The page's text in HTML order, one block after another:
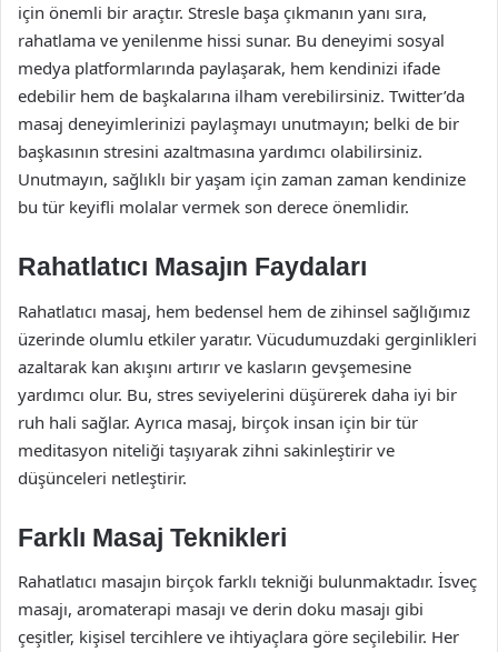
için önemli bir araçtır. Stresle başa çıkmanın yanı sıra,
rahatlama ve yenilenme hissi sunar. Bu deneyimi sosyal
medya platformlarında paylaşarak, hem kendinizi ifade
edebilir hem de başkalarına ilham verebilirsiniz. Twitter’da
masaj deneyimlerinizi paylaşmayı unutmayın; belki de bir
başkasının stresini azaltmasına yardımcı olabilirsiniz.
Unutmayın, sağlıklı bir yaşam için zaman zaman kendinize
bu tür keyifli molalar vermek son derece önemlidir.
Rahatlatıcı Masajın Faydaları
Rahatlatıcı masaj, hem bedensel hem de zihinsel sağlığımız
üzerinde olumlu etkiler yaratır. Vücudumuzdaki gerginlikleri
azaltarak kan akışını artırır ve kasların gevşemesine
yardımcı olur. Bu, stres seviyelerini düşürerek daha iyi bir
ruh hali sağlar. Ayrıca masaj, birçok insan için bir tür
meditasyon niteliği taşıyarak zihni sakinleştirir ve
düşünceleri netleştirir.
Farklı Masaj Teknikleri
Rahatlatıcı masajın birçok farklı tekniği bulunmaktadır. İsveç
masajı, aromaterapi masajı ve derin doku masajı gibi
çeşitler, kişisel tercihlere ve ihtiyaçlara göre seçilebilir. Her